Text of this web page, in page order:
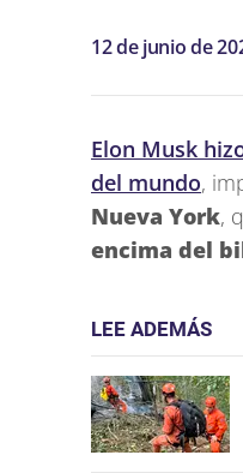
12 de junio de
Elon Musk
del mundo,
Nueva York,
encima del
LEE ADEMÁS